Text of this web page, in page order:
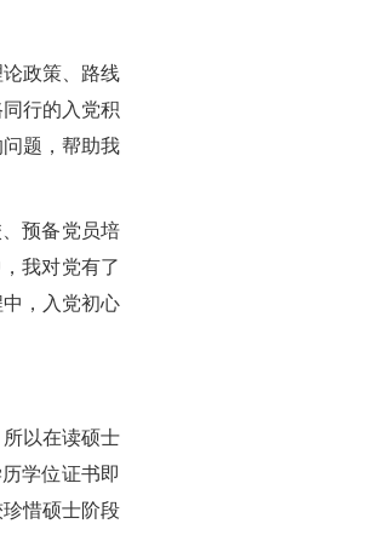
政策、路线
行的入党积
题，帮助我
预备党员培
我对党有了
，入党初心
以在读硕士
学位证书即
惜硕士阶段